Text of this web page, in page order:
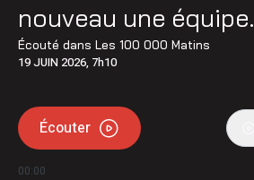
nouveau une équipe.
Écouté dans Les 100 000 Matins
19 JUIN 2026, 7h10
Écouter
00:00